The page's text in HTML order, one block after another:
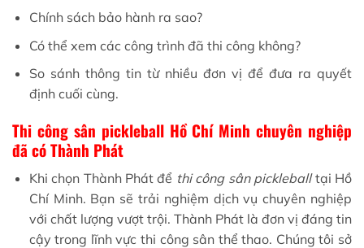
Chính sách bảo hành ra sao?
Có thể xem các công trình đã thi công không?
So sánh thông tin từ nhiều đơn vị để đưa ra quyết
định cuối cùng.
Thi công sân pickleball Hồ Chí Minh chuyên nghiệp
đã có Thành Phát
Khi chọn Thành Phát để thi công sân pickleballtại Hồ
Chí Minh. Bạn sẽ trải nghiệm dịch vụ chuyên nghiệp
với chất lượng vượt trội. Thành Phát là đơn vị đáng tin
cậy trong lĩnh vực thi công sân thể thao. Chúng tôi sở